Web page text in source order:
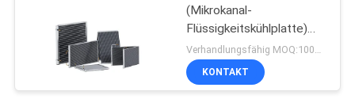
(Mikrokanal-
Flüssigkeitskühlplatte)
Mikrokanal-
Kondensationsverdampfer
Verhandlungsfähig MOQ:1000 Prozent
KONTAKT